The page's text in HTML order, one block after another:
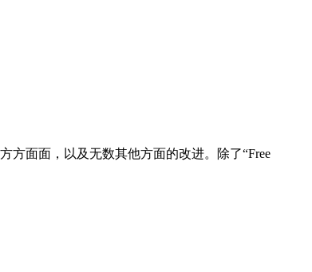
方面面，以及无数其他方面的改进。除了“Free